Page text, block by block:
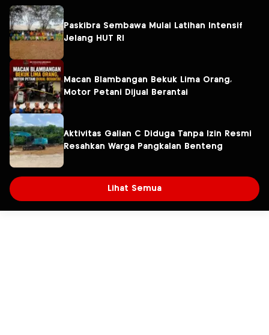
Paskibra Sembawa Mulai Latihan Intensif
Jelang HUT RI
Macan Blambangan Bekuk Lima Orang,
Motor Petani Dijual Berantai
Aktivitas Galian C Diduga Tanpa Izin Resmi
Resahkan Warga Pangkalan Benteng
Lihat Semua